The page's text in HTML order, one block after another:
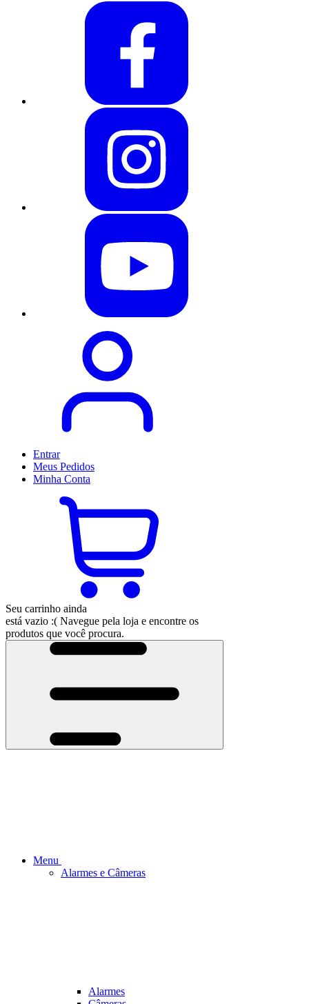
Entrar
Meus Pedidos
Minha Conta
Seu carrinho ainda
está vazio :( Navegue pela loja e encontre os
produtos que você procura.
Menu
Alarmes e Câmeras
Alarmes